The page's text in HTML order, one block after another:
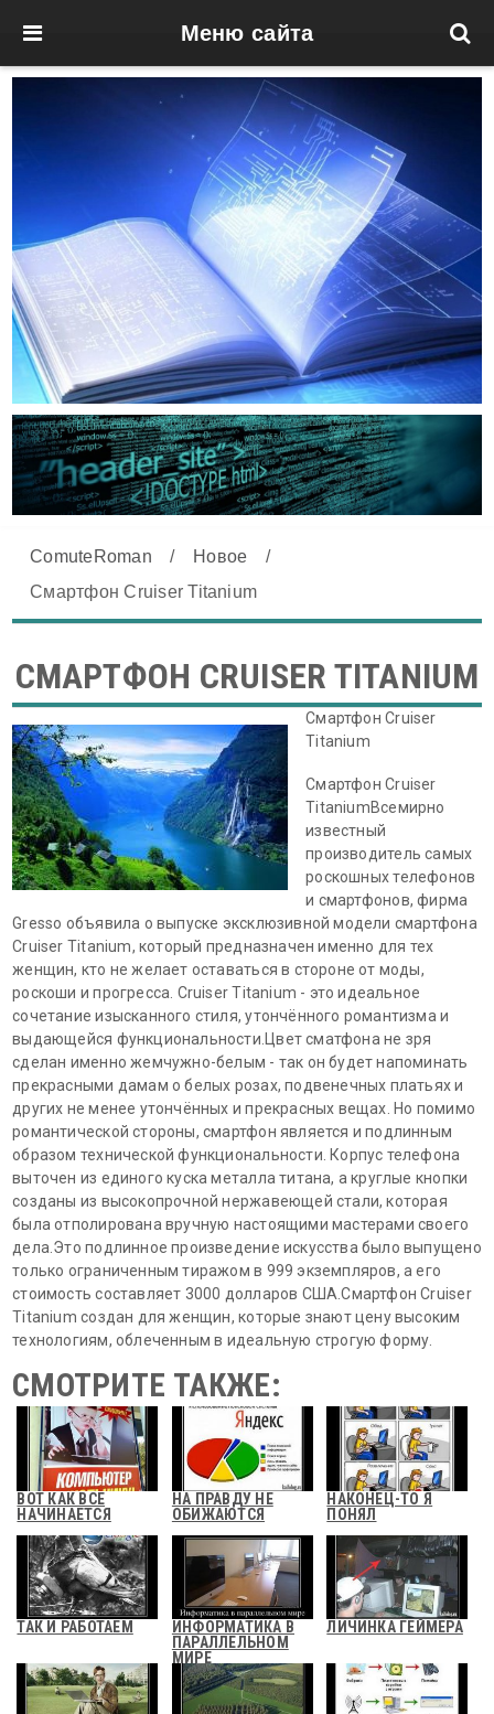
Меню сайта
ComuteRoman / Новое
/
Смартфон Cruiser Titanium
СМАРТФОН CRUISER TITANIUM
Смартфон Cruiser
Titanium
Смартфон Cruiser
TitaniumВсемирно
известный
производитель самых
роскошных телефонов
и смартфонов, фирма
Gresso объявила о выпуске эксклюзивной модели смартфона
Cruiser Titanium, который предназначен именно для тех
женщин, кто не желает оставаться в стороне от моды,
роскоши и прогресса. Cruiser Titanium - это идеальное
сочетание изысканного стиля, утончённого романтизма и
выдающейся функциональности.Цвет сматфона не зря
сделан именно жемчужно-белым - так он будет напоминать
прекрасными дамам о белых розах, подвенечных платьях и
других не менее утончённых и прекрасных вещах. Но помимо
романтической стороны, смартфон является и подлинным
образом технической функциональности. Корпус телефона
выточен из единого куска металла титана, а круглые кнопки
созданы из высокопрочной нержавеющей стали, которая
была отполирована вручную настоящими мастерами своего
дела.Это подлинное произведение искусства было выпущено
только ограниченным тиражом в 999 экземпляров, а его
стоимость составляет 3000 долларов США.Смартфон Cruiser
Titanium создан для женщин, которые знают цену высоким
технологиям, облеченным в идеальную строгую форму.
СМОТРИТЕ ТАКЖЕ:
ВОТ КАК ВСЕ
НАЧИНАЕТСЯ
НА ПРАВДУ НЕ
ОБИЖАЮТСЯ
НАКОНЕЦ-ТО Я
ПОНЯЛ
ТАК И РАБОТАЕМ
ИНФОРМАТИКА В
ПАРАЛЛЕЛЬНОМ
МИРЕ
ЛИЧИНКА ГЕЙМЕРА